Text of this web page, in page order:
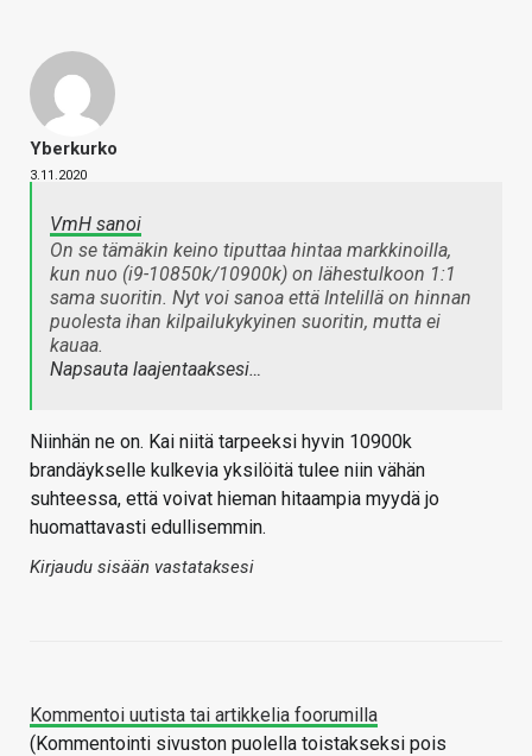
Yberkurko
3.11.2020
VmH sanoi
On se tämäkin keino tiputtaa hintaa markkinoilla,
kun nuo (i9-10850k/10900k) on lähestulkoon 1:1
sama suoritin. Nyt voi sanoa että Intelillä on hinnan
puolesta ihan kilpailukykyinen suoritin, mutta ei
kauaa.
Napsauta laajentaaksesi…
Niinhän ne on. Kai niitä tarpeeksi hyvin 10900k
brandäykselle kulkevia yksilöitä tulee niin vähän
suhteessa, että voivat hieman hitaampia myydä jo
huomattavasti edullisemmin.
Kirjaudu sisään vastataksesi
Kommentoi uutista tai artikkelia foorumilla
(Kommentointi sivuston puolella toistakseksi pois